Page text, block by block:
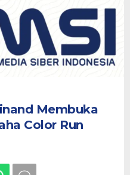
Membuka
Color Run